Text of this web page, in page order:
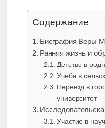
Содержание
Биография Веры
Ранняя жизнь и
Детство в
Учеба в
Переезд в
университет
Участие в